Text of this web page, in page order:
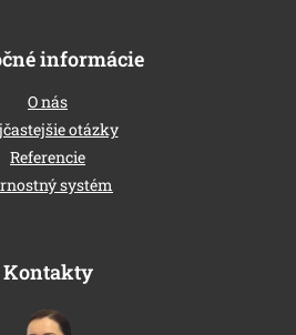
informácie
O nás
otázky
Referencie
systém
Kontakty